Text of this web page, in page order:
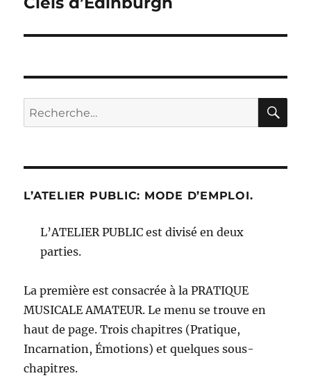
Recherche
pour :
L’ATELIER PUBLIC: MODE D’EMPLOI.
L’ATELIER PUBLIC est divisé en deux
parties.
La première est consacrée à la PRATIQUE
MUSICALE AMATEUR. Le menu se trouve en
haut de page. Trois chapitres (Pratique,
Incarnation, Émotions) et quelques sous-
chapitres.